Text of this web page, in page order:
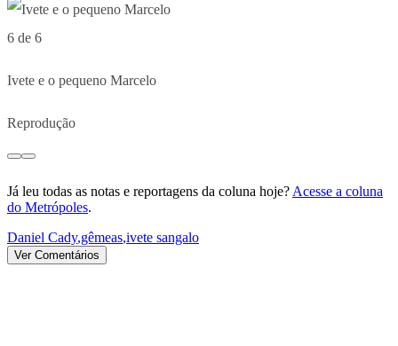
6 de 6
Ivete e o pequeno Marcelo
Reprodução
Já leu todas as notas e reportagens da coluna hoje? Acesse a coluna
do Metrópoles.
Daniel Cady,gêmeas,ivete sangalo
Ver Comentários